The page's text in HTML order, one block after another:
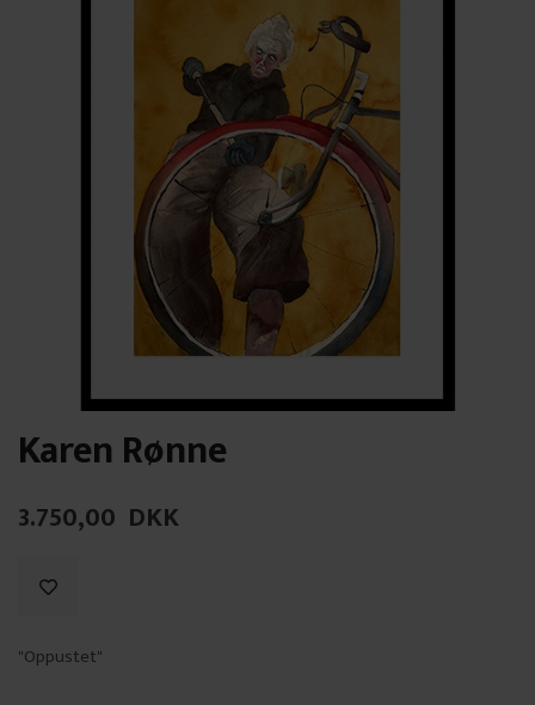
Karen Rønne
3.750,00 DKK
"Oppustet"